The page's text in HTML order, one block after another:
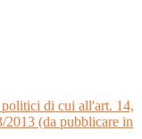
di cui all'art. 14,
2013 (da pubblicare in